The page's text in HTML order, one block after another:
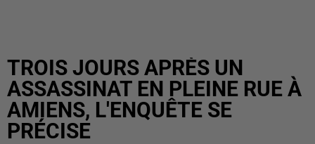
TROIS JOURS APRÈS UN
ASSASSINAT EN PLEINE RUE À
AMIENS, L'ENQUÊTE SE
PRÉCISE